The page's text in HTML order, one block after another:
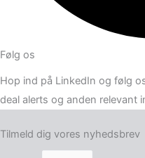
Følg os
Hop ind på LinkedIn og følg
deal alerts og anden relevant
Tilmeld dig vores nyhedsbrev